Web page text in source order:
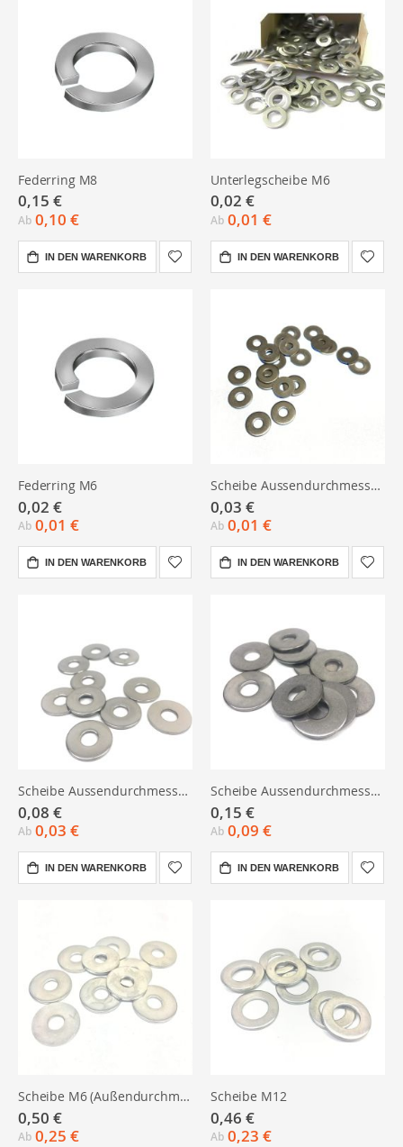
Verwandte Kategorien:V2A-Schrauben undV2A-Muttern.
Federring M8
0,15 €
Ab 0,10 €
IN DEN WARENKORB
Unterlegscheibe M6
0,02 €
Ab 0,01 €
IN DEN WARENKORB
Federring M6
0,02 €
Ab 0,01 €
IN DEN WARENKORB
Scheibe Aussendurchmesser = 3xd M4 Edelstahl
0,03 €
Ab 0,01 €
IN DEN WARENKORB
Scheibe Aussendurchmesser = 3xd M6 Edelstahl
0,08 €
Ab 0,03 €
IN DEN WARENKORB
Scheibe Aussendurchmesser = 3xd M8 Edelstahl
0,15 €
Ab 0,09 €
IN DEN WARENKORB
Scheibe M6 (Außendurchmesser 21 mm x 2 mm dick)
0,50 €
Ab 0,25 €
Scheibe M12
0,46 €
Ab 0,23 €